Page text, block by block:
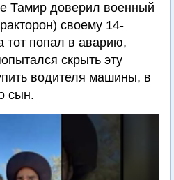
Тамир доверил военный
своему 14-
тот попал в аварию,
скрыть эту
водителя машины, в
сын.